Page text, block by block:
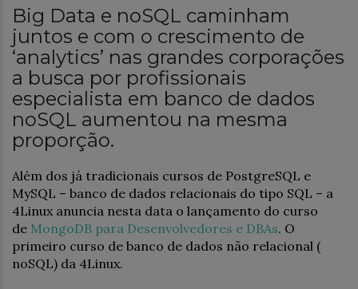
Big Data e noSQL caminham
juntos e com o crescimento de
‘analytics’ nas grandes corporações
a busca por profissionais
especialista em banco de dados
noSQL aumentou na mesma
proporção.
Além dos já tradicionais cursos de PostgreSQL e
MySQL – banco de dados relacionais do tipo SQL – a
4Linux anuncia nesta data o lançamento do curso
de MongoDB para Desenvolvedores e DBAs. O
primeiro curso de banco de dados não relacional (
noSQL) da 4Linux.